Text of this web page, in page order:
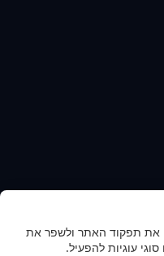
את תפקוד האתר ולשפר את
עוגיות להפעיל.